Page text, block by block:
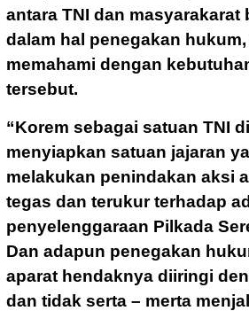
antara TNI dan masyarakarat
dalam hal penegakan
memahami dengan
tersebut.
“Korem sebagai satuan TNI
menyiapkan satuan jajaran
melakukan penindakan aksi
tegas dan terukur terhadap
penyelenggaraan Pilkada
Dan adapun penegakan
aparat hendaknya diiringi
dan tidak serta – merta